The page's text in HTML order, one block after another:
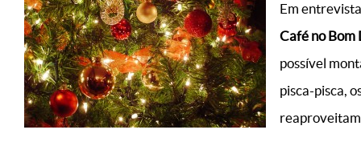
Em
Café no Bom
possível
pisca-pisca,